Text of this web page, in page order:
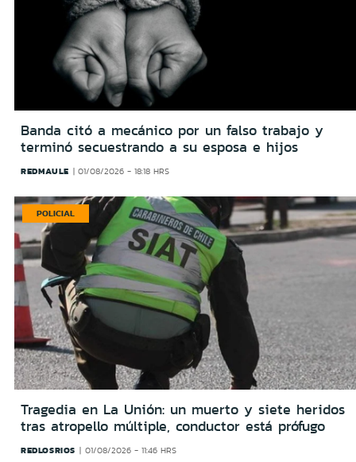
Banda citó a mecánico por un falso trabajo y
terminó secuestrando a su esposa e hijos
REDMAULE 01/08/2026 - 18:18 HRS
POLICIAL
Tragedia en La Unión: un muerto y siete heridos
tras atropello múltiple, conductor está prófugo
REDLOSRIOS 01/08/2026 - 11:46 HRS